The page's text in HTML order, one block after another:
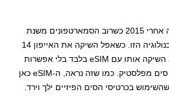
טכנולוגיית האיסים הושקה אחרי 2015 כשרוב הסמארטפונים משנת
2020 כבר כוללים את הטכנולוגיה הזו. כשאפל השיקה את האייפון 14
בארה"ב בשנת 2022, היא השיקה אותו עם eSIM בלבד בלי אפשרות
בכלל להכניס אליו כרטיסי סים מפלסטיק. כמו שזה נראה, ה-eSIM כאן
בכרטיסי הסים הפיזיים ילך וירד.